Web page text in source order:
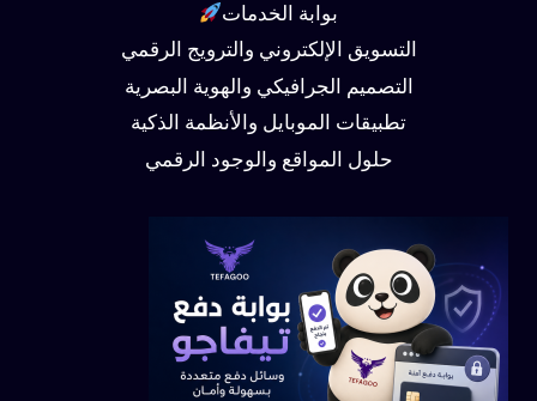
بوابة الخدمات
التسويق الإلكتروني والترويج الرقمي
التصميم الجرافيكي والهوية البصرية
تطبيقات الموبايل والأنظمة الذكية
حلول المواقع والوجود الرقمي